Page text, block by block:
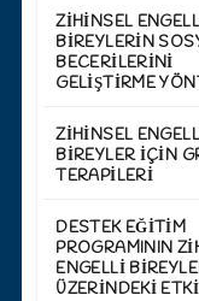
ZIHINSEL
BIREYLERIN
BECERILERINI
GELIŞTIRME
ZIHINSEL
BIREYLER İÇIN
TERAPILERI
DESTEK EĞITIM
PROGRAMININ
ENGELLI
ÜZERINDEKI